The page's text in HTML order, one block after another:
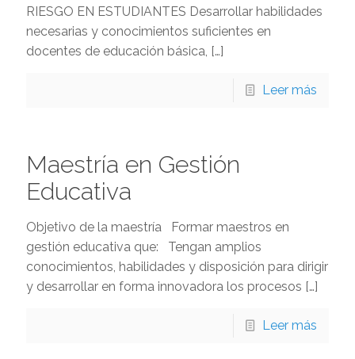
RIESGO EN ESTUDIANTES Desarrollar habilidades
necesarias y conocimientos suficientes en
docentes de educación básica, […]
Leer más
Maestría en Gestión
Educativa
Objetivo de la maestría Formar maestros en
gestión educativa que: Tengan amplios
conocimientos, habilidades y disposición para dirigir
y desarrollar en forma innovadora los procesos […]
Leer más